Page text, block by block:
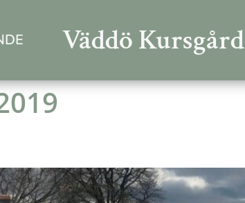
Väddö Kursgård